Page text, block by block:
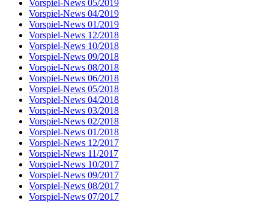
Vorspiel-News 05/2019
Vorspiel-News 04/2019
Vorspiel-News 01/2019
Vorspiel-News 12/2018
Vorspiel-News 10/2018
Vorspiel-News 09/2018
Vorspiel-News 08/2018
Vorspiel-News 06/2018
Vorspiel-News 05/2018
Vorspiel-News 04/2018
Vorspiel-News 03/2018
Vorspiel-News 02/2018
Vorspiel-News 01/2018
Vorspiel-News 12/2017
Vorspiel-News 11/2017
Vorspiel-News 10/2017
Vorspiel-News 09/2017
Vorspiel-News 08/2017
Vorspiel-News 07/2017